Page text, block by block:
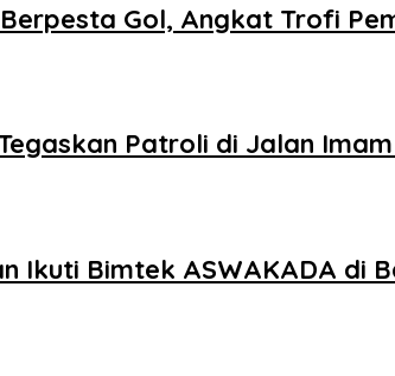
Gol, Angkat Trofi
Patroli di Jalan
Ikuti Bimtek ASWAKADA di